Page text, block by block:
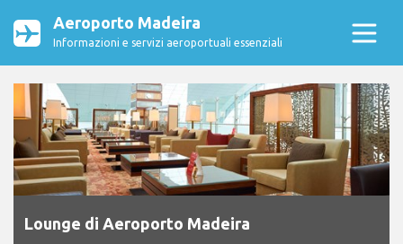
Aeroporto Madeira
Informazioni e servizi aeroportuali essenziali
Lounge di Aeroporto Madeira